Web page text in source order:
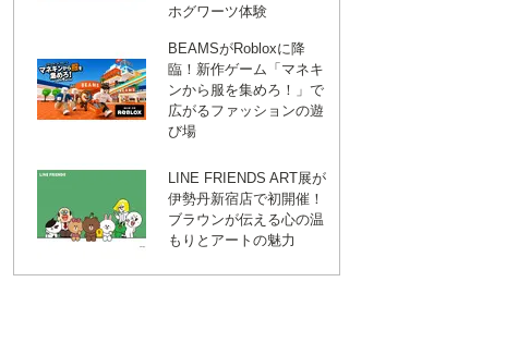
ホグワーツ体験
BEAMSがRobloxに降
臨！新作ゲーム「マネキ
ンから服を集めろ！」で
広がるファッションの遊
び場
LINE FRIENDS ART展が
伊勢丹新宿店で初開催！
ブラウンが伝える心の温
もりとアートの魅力